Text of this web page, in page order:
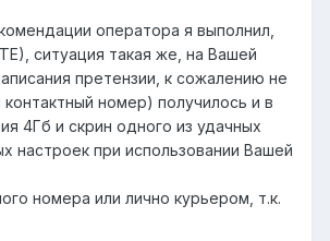
оператора я выполнил,
ситуация такая же, на Вашей
претензии, к сожалению не
номер) получилось и в
4Гб и скрин одного из удачных
настроек при использовании Вашей
номера или лично курьером, т.к.